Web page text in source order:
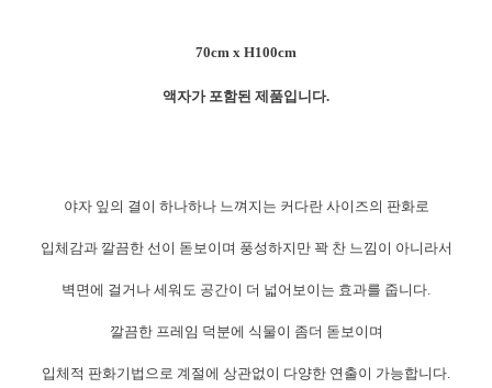
70cm x H100cm
액자가 포함된 제품입니다.
야자 잎의 결이 하나하나 느껴지는 커다란 사이즈의 판화로
입체감과 깔끔한 선이 돋보이며 풍성하지만 꽉 찬 느낌이 아니라서
벽면에 걸거나 세워도 공간이 더 넓어보이는 효과를 줍니다.
깔끔한 프레임 덕분에 식물이 좀더 돋보이며
입체적 판화기법으로 계절에 상관없이 다양한 연출이 가능합니다.